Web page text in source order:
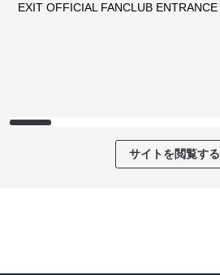
EXIT OFFICIAL FANCLUB ENTRANCE
サイトを閲覧する